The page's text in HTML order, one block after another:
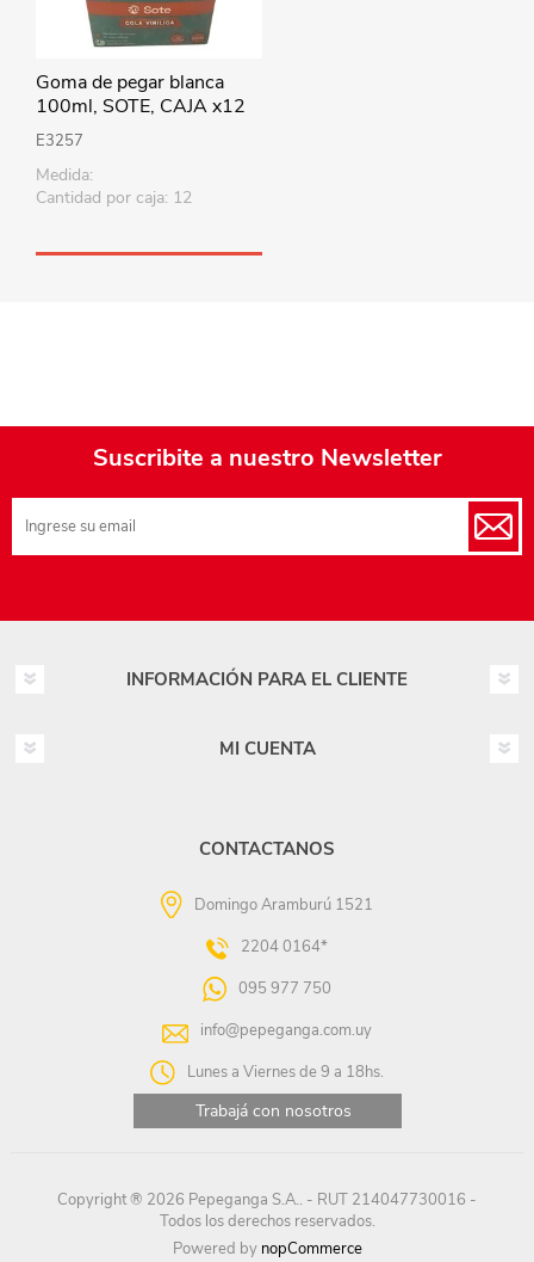
Goma de pegar blanca
100ml, SOTE, CAJA x12
E3257
Medida:
Cantidad por caja: 12
Suscribite a nuestro Newsletter
INFORMACIÓN PARA EL CLIENTE
MI CUENTA
CONTACTANOS
Domingo Aramburú 1521
2204 0164*
095 977 750
info@pepeganga.com.uy
Lunes a Viernes de 9 a 18hs.
Trabajá con nosotros
Copyright ® 2026 Pepeganga S.A.. - RUT 214047730016 -
Todos los derechos reservados.
Powered by nopCommerce